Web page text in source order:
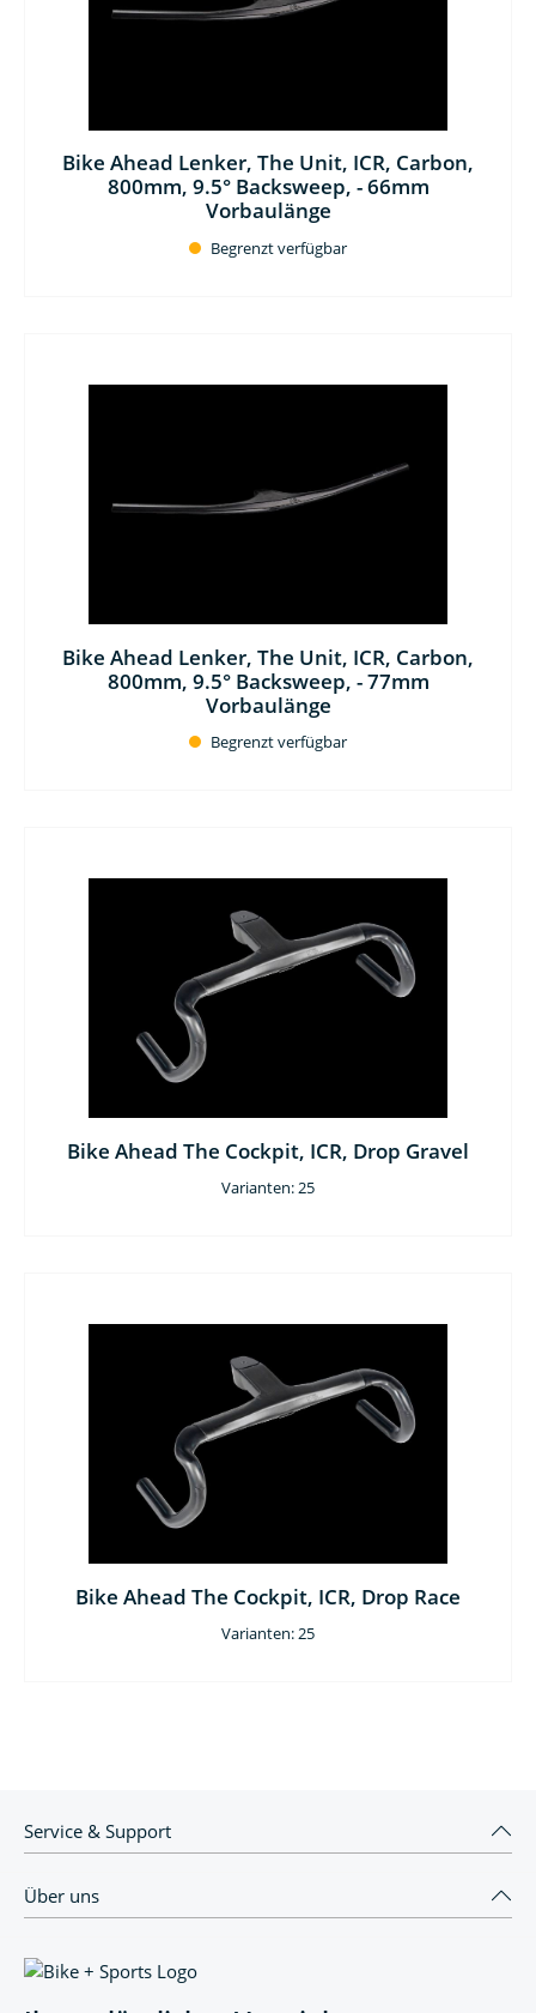
Bike Ahead Lenker, The Unit, ICR, Carbon,
800mm, 9.5° Backsweep, - 66mm
Vorbaulänge
Begrenzt verfügbar
Bike Ahead Lenker, The Unit, ICR, Carbon,
800mm, 9.5° Backsweep, - 77mm
Vorbaulänge
Begrenzt verfügbar
Bike Ahead The Cockpit, ICR, Drop Gravel
Varianten: 25
Bike Ahead The Cockpit, ICR, Drop Race
Varianten: 25
Service & Support
Über uns